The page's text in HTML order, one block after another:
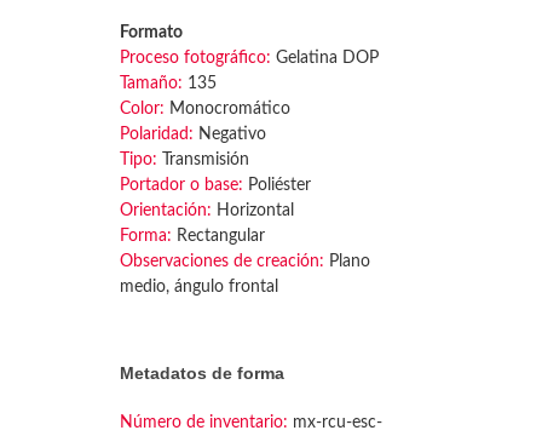
Formato
Proceso fotográfico: Gelatina DOP
Tamaño: 135
Color: Monocromático
Polaridad: Negativo
Tipo: Transmisión
Portador o base: Poliéster
Orientación: Horizontal
Forma: Rectangular
Observaciones de creación: Plano
medio, ángulo frontal
Metadatos de forma
Número de inventario: mx-rcu-esc-